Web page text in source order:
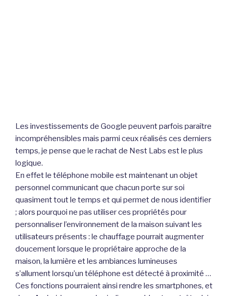
Les investissements de Google peuvent parfois paraître
incompréhensibles mais parmi ceux réalisés ces derniers
temps, je pense que le rachat de Nest Labs est le plus
logique.
En effet le téléphone mobile est maintenant un objet
personnel communicant que chacun porte sur soi
quasiment tout le temps et qui permet de nous identifier
; alors pourquoi ne pas utiliser ces propriétés pour
personnaliser l’environnement de la maison suivant les
utilisateurs présents : le chauffage pourrait augmenter
doucement lorsque le propriétaire approche de la
maison, la lumière et les ambiances lumineuses
s’allument lorsqu’un téléphone est détecté à proximité …
Ces fonctions pourraient ainsi rendre les smartphones, et